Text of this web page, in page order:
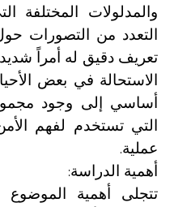
والمدلولات المختلفة
التعدد من التصورات
تعريف دقيق له أمراً
الاستحالة في بعض
أساسي إلى وجود
التي تستخدم لفهم
عملية.
أهمية الدراسة:
تتجلى أهمية